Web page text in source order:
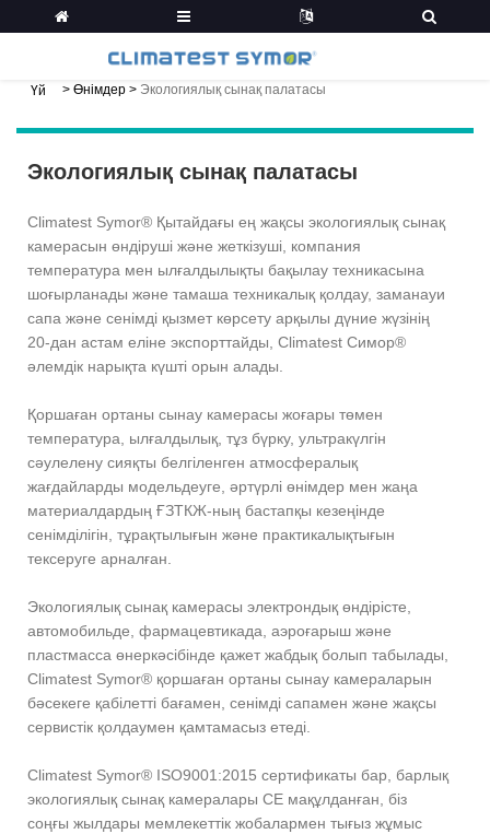
Үй > Өнімдер > Экологиялық сынақ палатасы
Экологиялық сынақ палатасы
Climatest Symor® Қытайдағы ең жақсы экологиялық сынақ
камерасын өндіруші және жеткізуші, компания
температура мен ылғалдылықты бақылау техникасына
шоғырланады және тамаша техникалық қолдау, заманауи
сапа және сенімді қызмет көрсету арқылы дүние жүзінің
20-дан астам еліне экспорттайды, Climatest Симор®
әлемдік нарықта күшті орын алады.
Қоршаған ортаны сынау камерасы жоғары төмен
температура, ылғалдылық, тұз бүрку, ультракүлгін
сәулелену сияқты белгіленген атмосфералық
жағдайларды модельдеуге, әртүрлі өнімдер мен жаңа
материалдардың ҒЗТКЖ-ның бастапқы кезеңінде
сенімділігін, тұрақтылығын және практикалықтығын
тексеруге арналған.
Экологиялық сынақ камерасы электрондық өндірісте,
автомобильде, фармацевтикада, аэроғарыш және
пластмасса өнеркәсібінде қажет жабдық болып табылады,
Climatest Symor® қоршаған ортаны сынау камераларын
бәсекеге қабілетті бағамен, сенімді сапамен және жақсы
сервистік қолдаумен қамтамасыз етеді.
Climatest Symor® ISO9001:2015 сертификаты бар, барлық
экологиялық сынақ камералары CE мақұлданған, біз
соңғы жылдары мемлекеттік жобалармен тығыз жұмыс